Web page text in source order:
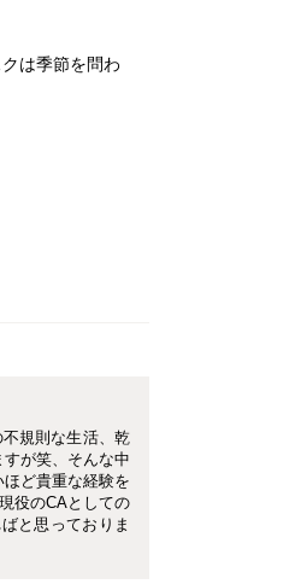
は季節を問わ
規則な生活、乾
が笑、そんな中
ど貴重な経験を
役のCAとしての
と思っておりま